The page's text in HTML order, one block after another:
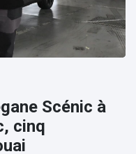
Scénic à
cinq